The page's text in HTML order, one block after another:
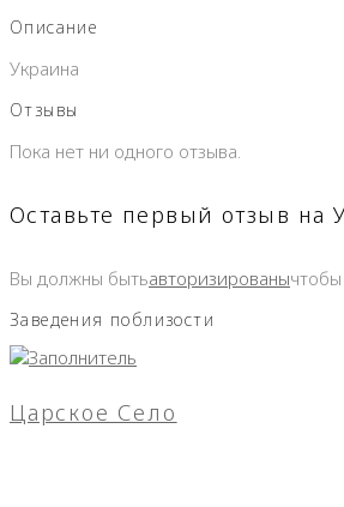
Описание
Украина
Отзывы
Пока нет ни одного отзыва.
Оставьте первый отзыв на
Вы должны бытьавторизированы
Заведения поблизости
Царское Село